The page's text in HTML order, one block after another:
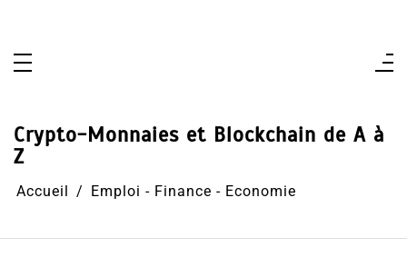
Crypto-Monnaies et Blockchain de A à
Z
Accueil Emploi - Finance - Economie